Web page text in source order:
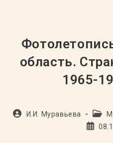
область.
1965-
АвторИ.И. Муравьева
Запись